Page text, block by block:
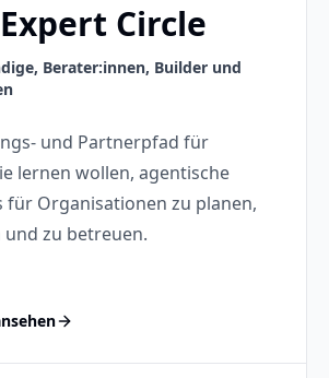
Circle
Berater:innen, Builder und
und Partnerpfad für
lernen wollen, agentische
für Organisationen zu planen,
zu betreuen.